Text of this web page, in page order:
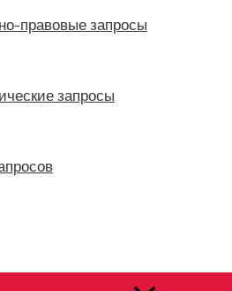
правовые запросы
запросы